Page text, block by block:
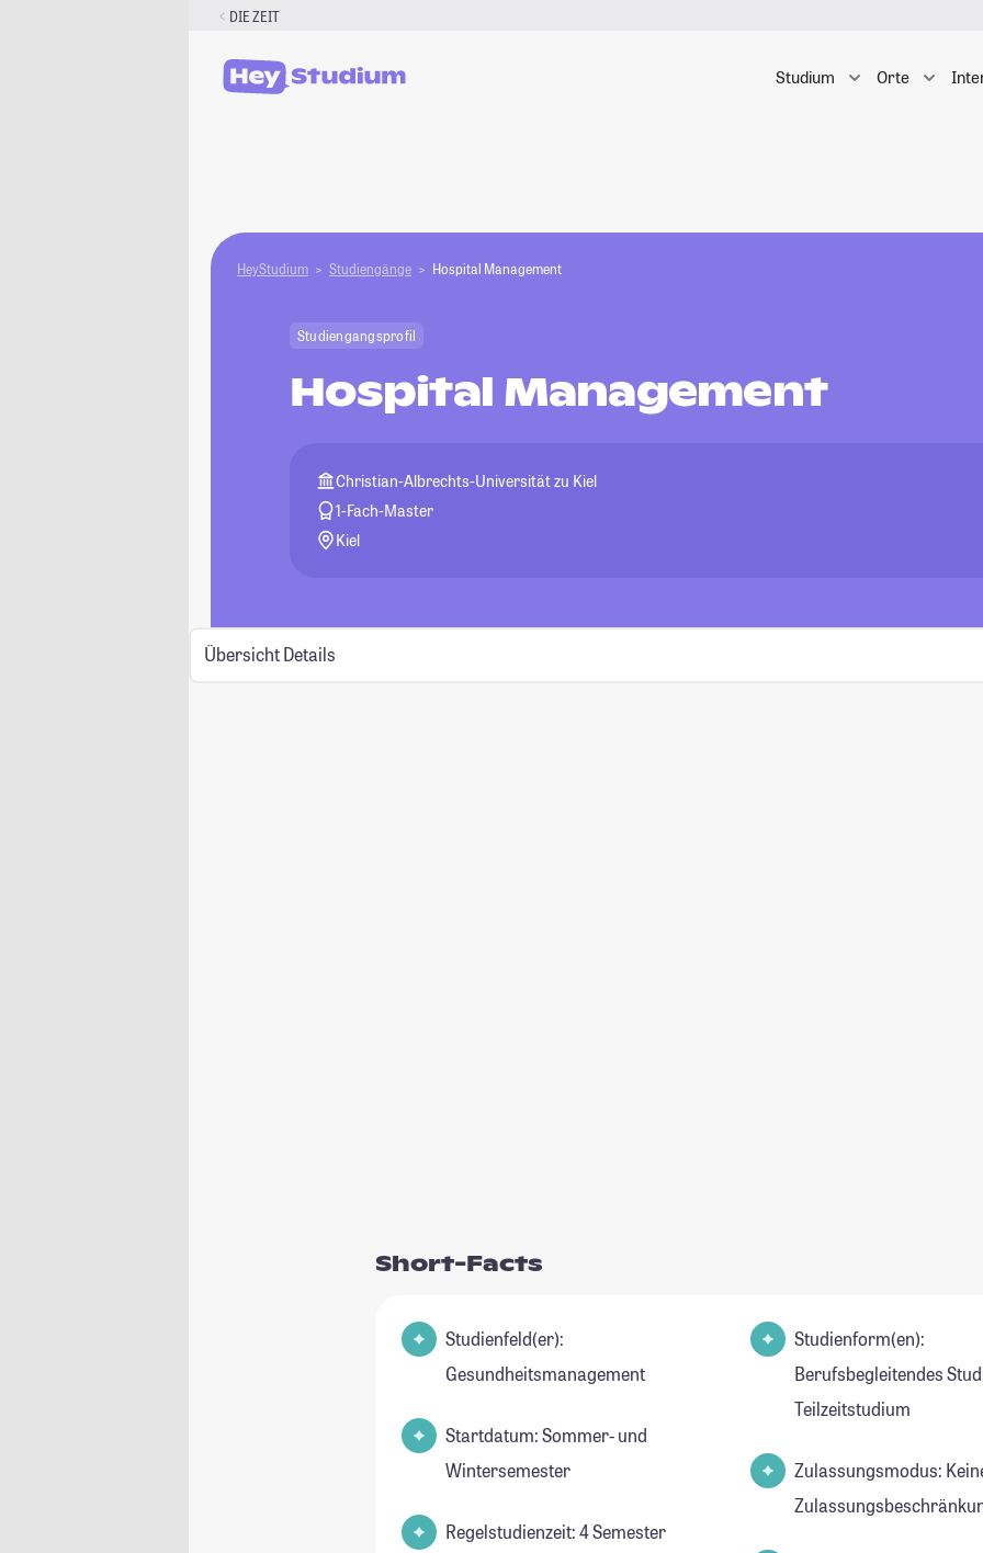
DIE ZEIT
Studium Orte
HeyStudium Studiengänge Hospital Management
Studiengangsprofil
Hospital Management
Christian-Albrechts-Universität zu Kiel
1-Fach-Master
Kiel
Übersicht Details
Short-Facts
Studienfeld(er):
Gesundheitsmanagement
Startdatum: Sommer- und
Wintersemester
Regelstudienzeit: 4 Semester
Studienform(en):
Berufsbegleitendes
Teilzeitstudium
Zulassungsmodus: